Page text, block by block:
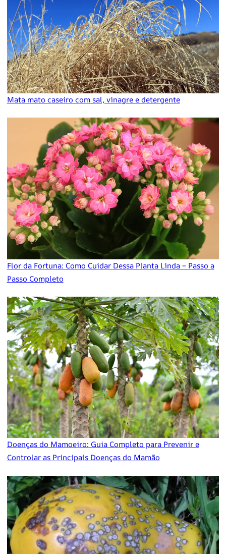
Mata mato caseiro com sal, vinagre e detergente
Flor da Fortuna: Como Cuidar Dessa Planta Linda – Passo a
Passo Completo
Doenças do Mamoeiro: Guia Completo para Prevenir e
Controlar as Principais Doenças do Mamão